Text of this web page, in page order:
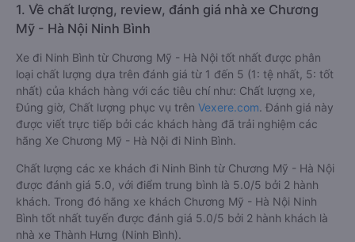
1. Về chất lượng, review, đánh giá nhà xe Chương
Mỹ - Hà Nội Ninh Bình
Xe đi Ninh Bình từ Chương Mỹ - Hà Nội tốt nhất được phân
loại chất lượng dựa trên đánh giá từ 1 đến 5 (1: tệ nhất, 5: tốt
nhất) của khách hàng với các tiêu chí như: Chất lượng xe,
Đúng giờ, Chất lượng phục vụ trên Vexere.com. Đánh giá này
được viết trực tiếp bởi các khách hàng đã trải nghiệm các
hãng Xe Chương Mỹ - Hà Nội đi Ninh Bình.
Chất lượng các xe khách đi Ninh Bình từ Chương Mỹ - Hà Nội
được đánh giá 5.0, với điểm trung bình là 5.0/5 bởi 2 hành
khách. Trong đó hãng xe khách Chương Mỹ - Hà Nội Ninh
Bình tốt nhất tuyến được đánh giá 5.0/5 bởi 2 hành khách là
nhà xe Thành Hưng (Ninh Bình).